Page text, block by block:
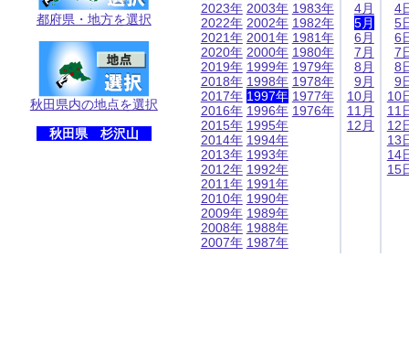
都府県・地方を選択
秋田県内の地点を選択
秋田県 杉沢山
2023年
2022年
2021年
2020年
2019年
2018年
2017年
2016年
2015年
2014年
2013年
2012年
2011年
2010年
2009年
2008年
2007年
2003年
2002年
2001年
2000年
1999年
1998年
1997年
1996年
1995年
1994年
1993年
1992年
1991年
1990年
1989年
1988年
1987年
1983年
1982年
1981年
1980年
1979年
1978年
1977年
1976年
4月
5月
6月
7月
8月
9月
10月
11月
12月
4
5
6
7
8
9
10
11
12
13
14
15